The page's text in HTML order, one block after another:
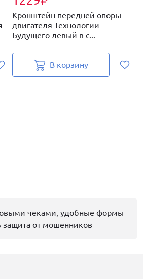
Кронштейн передней опоры
двигателя Технологии
Будущего левый в с...
В корзину
чеками, удобные формы
защита от мошенников